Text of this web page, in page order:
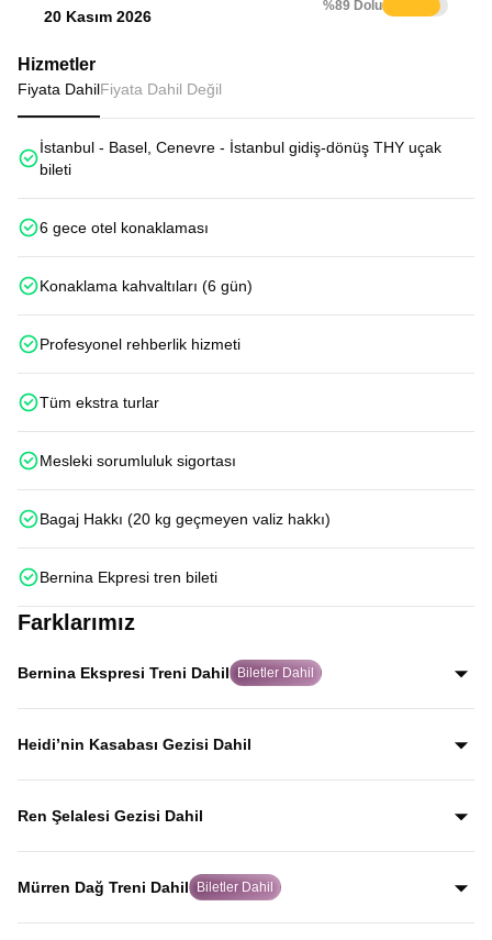
20 Kasım 2026
%89 Dolu
Hizmetler
Fiyata DahilFiyata Dahil Değil
İstanbul - Basel, Cenevre - İstanbul gidiş-dönüş THY uçak
bileti
6 gece otel konaklaması
Konaklama kahvaltıları (6 gün)
Profesyonel rehberlik hizmeti
Tüm ekstra turlar
Mesleki sorumluluk sigortası
Bagaj Hakkı (20 kg geçmeyen valiz hakkı)
Bernina Ekpresi tren bileti
Farklarımız
Bernina Ekspresi Treni Dahil Biletler Dahil
Dünyanın en ünlü tren rotalarından Bernina Ekspresi için
biletleri misafirlerimiz adına alıyor, Alp manzaraları
Heidi’nin Kasabası Gezisi Dahil
Dünyaca ünlü Heidi hikâyesine ilham veren Heididorf
kasabasını gezerek, Alp manzaraları eşliğinde masalsı
Ren Şelalesi Gezisi Dahil
Avrupa’nın en büyük şelalesi olan Ren Şelalesi, coşkulu
suları ve etkileyici manzarasıyla rehberli gezi programında
Mürren Dağ Treni Dahil Biletler Dahil
İsviçre Alpleri’nin en etkileyici dağ rotalarından biri olan